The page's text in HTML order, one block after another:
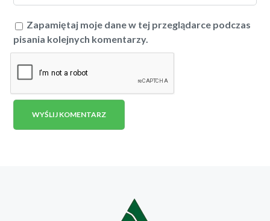
Zapamiętaj moje dane w tej przeglądarce podczas
pisania kolejnych komentarzy.